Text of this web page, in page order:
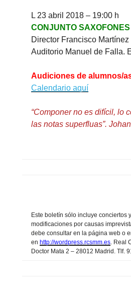
L 23 abril 2018 – 19:00 h
CONJUNTO SAXOFONES
Director Francisco Martínez
Auditorio Manuel de Falla.
Audiciones de alumnos/
Calendario aquí
“Componer no es difícil, lo
las notas superfluas”.
Este boletín sólo incluye conciertos
modificaciones por causas
debe consultar en la página web o
en http://wordpress.rcsmm.es. Real
Doctor Mata 2 – 28012 Madrid. Tlf.